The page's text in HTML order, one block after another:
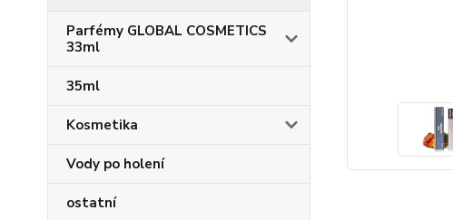
Parfémy GLOBAL COSMETICS
33ml
35ml
Kosmetika
Vody po holení
ostatní